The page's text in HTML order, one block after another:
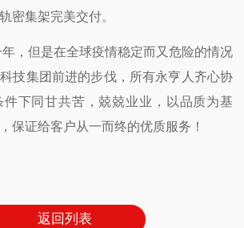
密集架完美交付。
，但是在全球疫情稳定而又危险的情况
科技集团前进的步伐，所有永亨人齐心协
件下同甘共苦，兢兢业业，以品质为基
保证给客户从一而终的优质服务！
返回列表